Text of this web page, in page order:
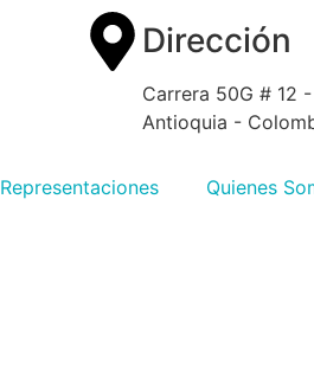
Dirección
Carrera 50G # 12
Antioquia -
Representaciones Quienes